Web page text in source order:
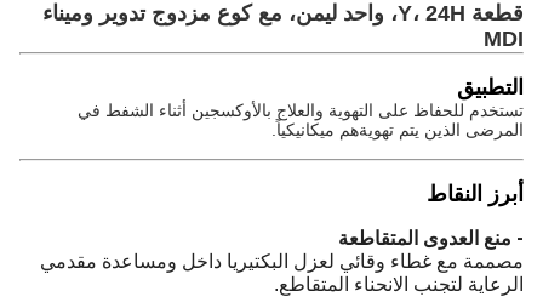
قطعة Y، 24H، واحد ليمن، مع كوع مزدوج تدوير وميناء
MDI
التطبيق
تستخدم للحفاظ على التهوية والعلاج بالأوكسجين أثناء الشفط في
المرضى الذين يتم تهويةهم ميكانيكياً.
أبرز النقاط
- منع العدوى المتقاطعة
مصممة مع غطاء وقائي لعزل البكتيريا داخل ومساعدة مقدمي
الرعاية لتجنب الانحناء المتقاطع.